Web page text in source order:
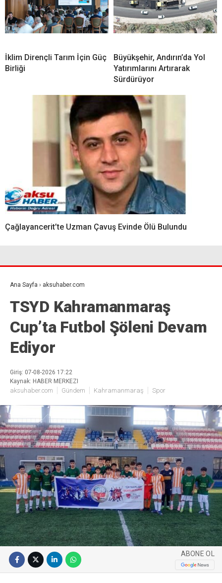
İklim Dirençli Tarım İçin Güç
Birliği
Büyükşehir, Andırın’da Yol
Yatırımlarını Artırarak
Sürdürüyor
Çağlayancerit’te Uzman Çavuş Evinde Ölü Bulundu
Ana Sayfa › aksuhaber.com
TSYD Kahramanmaraş
Cup’ta Futbol Şöleni Devam
Ediyor
Giriş: 07-08-2026 17:22
Kaynak: HABER MERKEZI
aksuhaber.com Gündem Kahramanmaraş Spor
ABONE OL